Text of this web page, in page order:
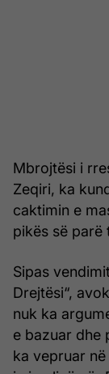
Mbrojtësi i
Zeqiri, ka
caktimin e
pikës së parë
Sipas
Drejtësi“,
nuk ka
e bazuar dhe
ka vepruar